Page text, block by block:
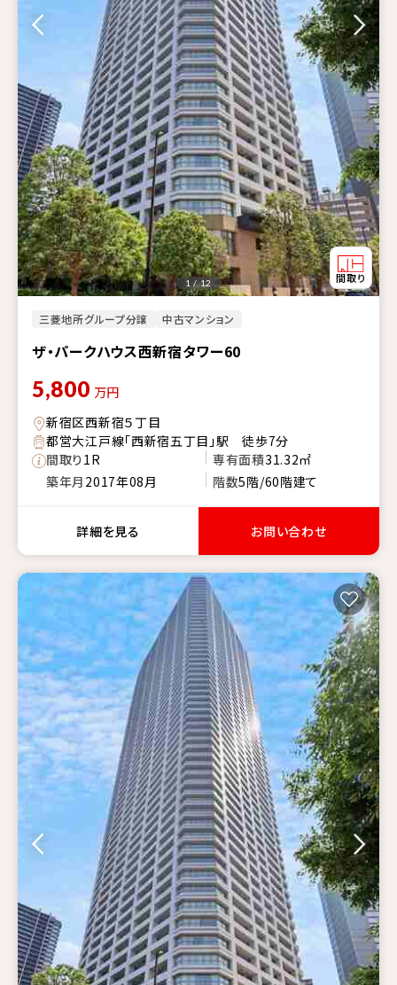
三菱地所グループ分譲 中古マンション
ザ・パークハウス西新宿タワー60
1 / 12
5,800 万円
新宿区西新宿５丁目
都営大江戸線「西新宿五丁目」駅 徒歩7分
間取り1R 専有面積31.32㎡
築年月 2017年08月 階数5階/60階建て
詳細を見る お問い合わせ